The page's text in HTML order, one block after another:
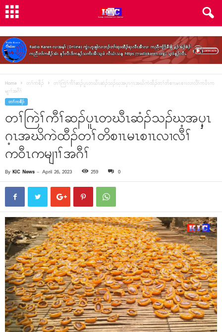
Home တၢ်ကစီၣ်
တၢ်ကြဲၢ်ကီၢ်ဆၣ်ပူၤတဃီၤဆံၣ်သၣ်ဃ့အၦ့ၤဂ့ၤအဃိကဲထီၣ်တၢ်တိစၢၤမၤစၢၤလၢလီၢ်က၀ီၤက
မျၢၢ်အဂီၢ်
တၢ်ကစီၣ်
တၢ်ကြဲၢ်ကီၢ်ဆၣ်ပူၤတဃီၤဆံၣ်သၣ်ဃ့အၦ့ၤ
ဂ့ၤအဃိကဲထီၣ်တၢ်တိစၢၤမၤစၢၤလၢလီၢ်
က၀ီၤကမျၢၢ်အဂီၢ်
By KIC News - April 26, 2023 259 0